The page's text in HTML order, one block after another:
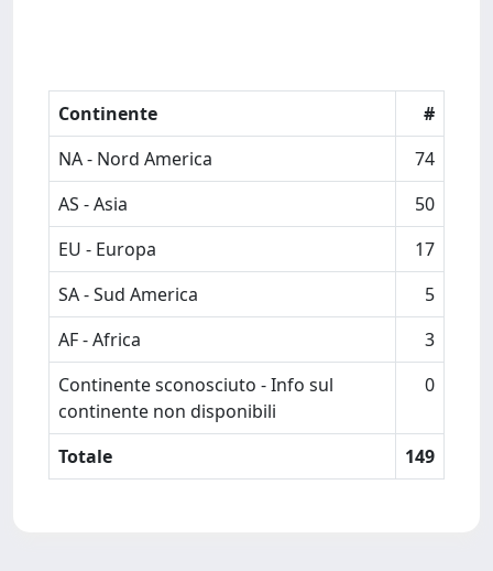
Continente
#
NA - Nord America
74
AS - Asia
50
EU - Europa
17
SA - Sud America
5
AF - Africa
3
Continente sconosciuto - Info sul
continente non disponibili
0
Totale 149